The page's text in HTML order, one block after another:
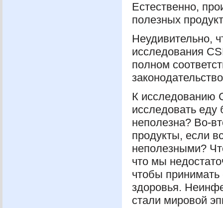
Естественно,
полезных
Неудивительно,
исследования
полном
К исследованию
исследовать еду
неполезна? Во-
продукты, если
неполезными?
что мы
чтобы
здоровья.
стали мировой